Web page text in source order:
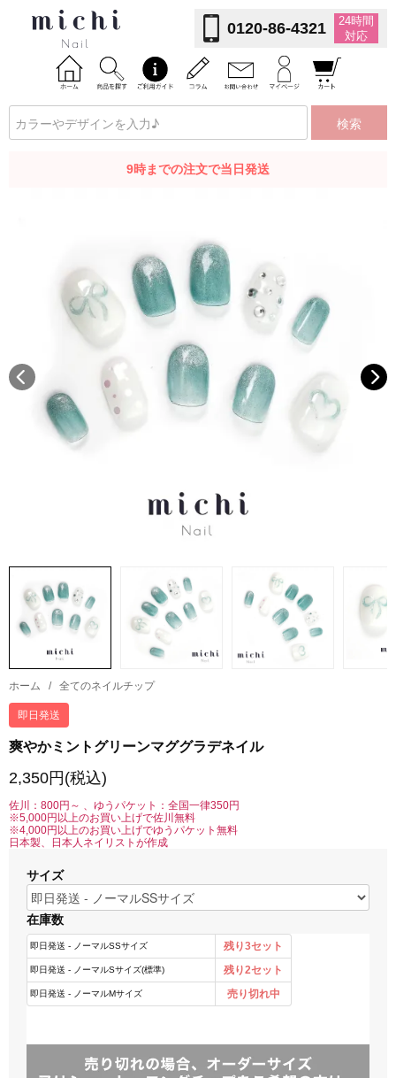
0120-86-4321
24時間
対応
検索
9時までの注文で当日発送
ホーム / 全てのネイルチップ
即日発送
爽やかミントグリーンマググラデネイル
2,350円(税込)
佐川：800円～ 、ゆうパケット：全国一律350円
※5,000円以上のお買い上げで佐川無料
※4,000円以上のお買い上げでゆうパケット無料
日本製、日本人ネイリストが作成
サイズ
在庫数